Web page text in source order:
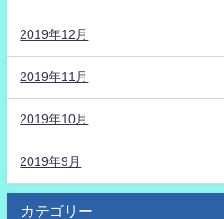
2019年12月
2019年11月
2019年10月
2019年9月
カテゴリー